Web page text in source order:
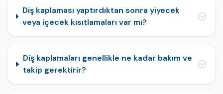
Diş kaplaması yaptırdıktan sonra yiyecek
veya içecek kısıtlamaları var mı?
Diş kaplamaları genellikle ne kadar bakım ve
takip gerektirir?